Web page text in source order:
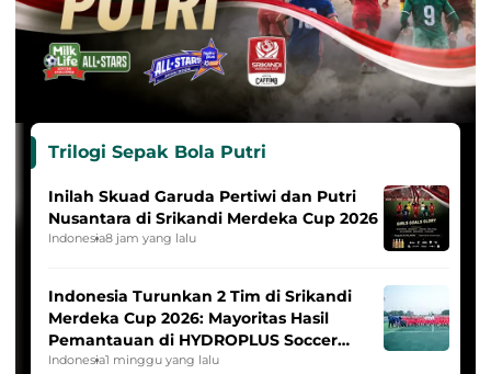
Trilogi Sepak Bola Putri
Inilah Skuad Garuda Pertiwi dan Putri
Nusantara di Srikandi Merdeka Cup 2026
Indonesia8 jam yang lalu
Indonesia Turunkan 2 Tim di Srikandi
Merdeka Cup 2026: Mayoritas Hasil
Pemantauan di HYDROPLUS Soccer
League
Indonesia1 minggu yang lalu